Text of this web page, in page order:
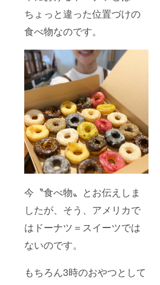
ちょっと違った位置づけの
食べ物なのです。
今〝食べ物〟とお伝えしま
したが、そう、アメリカで
はドーナツ＝スイーツでは
ないのです。
もちろん3時のおやつとして